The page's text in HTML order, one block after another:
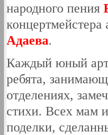
народного пения
Адаева.
Каждый юный
ребята,
отделениях,
стихи. Всех мам
поделки,